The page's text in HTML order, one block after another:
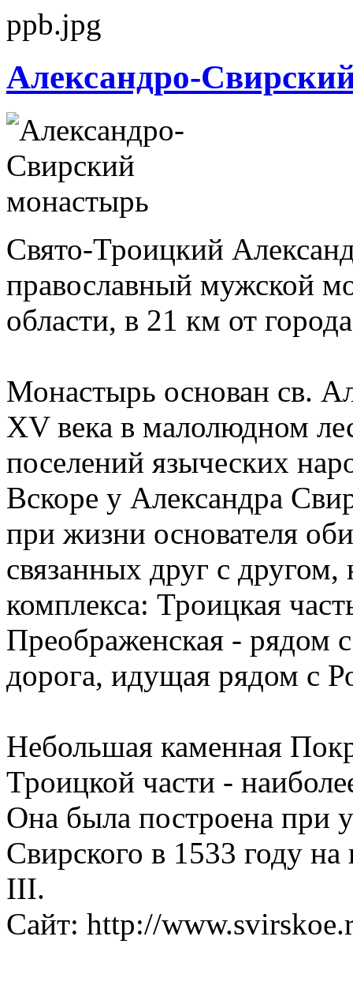
Александро-
Свято-Троицкий
православный мужской
области, в 21 км от
Монастырь основан св.
XV века в малолюдном
поселений языческих
Вскоре у Александра
при жизни основателя
связанных друг с
комплекса: Троицкая
Преображенская - рядом
дорога, идущая рядом с
Небольшая каменная
Троицкой части -
Она была построена при
Свирского в 1533 году
III.
Сайт: http://